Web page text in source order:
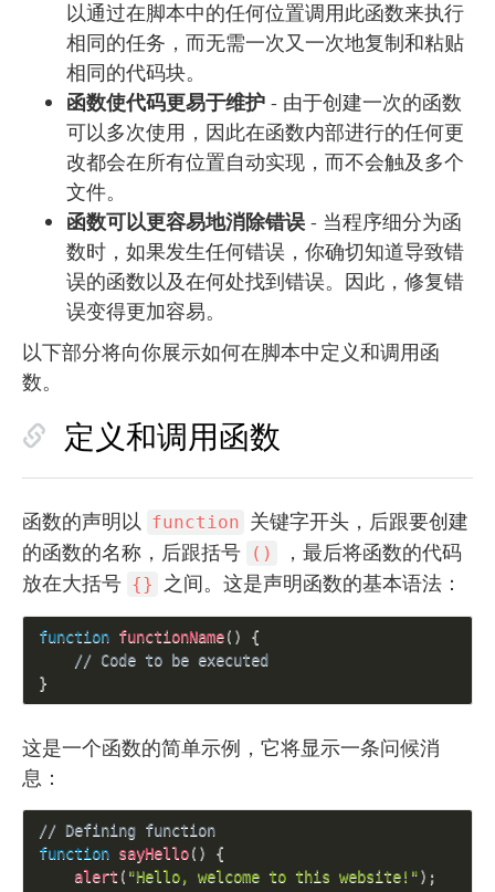
以通过在脚本中的任何位置调用此函数来执行
相同的任务，而无需一次又一次地复制和粘贴
相同的代码块。
函数使代码更易于维护 - 由于创建一次的函数
可以多次使用，因此在函数内部进行的任何更
改都会在所有位置自动实现，而不会触及多个
文件。
函数可以更容易地消除错误 - 当程序细分为函
数时，如果发生任何错误，你确切知道导致错
误的函数以及在何处找到错误。因此，修复错
误变得更加容易。
以下部分将向你展示如何在脚本中定义和调用函
数。
定义和调用函数
函数的声明以 function 关键字开头，后跟要创建
的函数的名称，后跟括号
()
，最后将函数的代码
放在大括号 {} 之间。这是声明函数的基本语法：
function functionName( )
{
// Code to be executed
}
这是一个函数的简单示例，它将显示一条问候消
息：
// Defining function
function sayHello( )
{
alert ( "Hello, welcome to this website!") ;